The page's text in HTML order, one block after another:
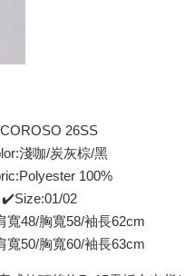
26SS
淺咖/炭灰棕/黑
100%
✔️Size:01/02
寬48/胸寬58/袖長62cm
寬50/胸寬60/袖長63cm